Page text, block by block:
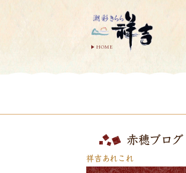
HOME
赤穂ブログ
祥吉あれこれ